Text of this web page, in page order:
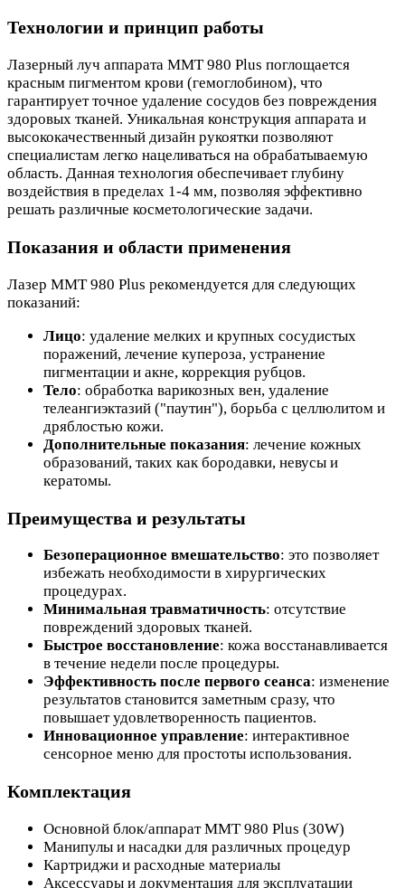
Технологии и принцип работы
Лазерный луч аппарата MMT 980 Plus поглощается
красным пигментом крови (гемоглобином), что
гарантирует точное удаление сосудов без повреждения
здоровых тканей. Уникальная конструкция аппарата и
высококачественный дизайн рукоятки позволяют
специалистам легко нацеливаться на обрабатываемую
область. Данная технология обеспечивает глубину
воздействия в пределах 1-4 мм, позволяя эффективно
решать различные косметологические задачи.
Показания и области применения
Лазер MMT 980 Plus рекомендуется для следующих
показаний:
Лицо: удаление мелких и крупных сосудистых
поражений, лечение купероза, устранение
пигментации и акне, коррекция рубцов.
Тело: обработка варикозных вен, удаление
телеангиэктазий ("паутин"), борьба с целлюлитом и
дряблостью кожи.
Дополнительные показания: лечение кожных
образований, таких как бородавки, невусы и
кератомы.
Преимущества и результаты
Безоперационное вмешательство: это позволяет
избежать необходимости в хирургических
процедурах.
Минимальная травматичность: отсутствие
повреждений здоровых тканей.
Быстрое восстановление: кожа восстанавливается
в течение недели после процедуры.
Эффективность после первого сеанса: изменение
результатов становится заметным сразу, что
повышает удовлетворенность пациентов.
Инновационное управление: интерактивное
сенсорное меню для простоты использования.
Комплектация
Основной блок/аппарат MMT 980 Plus (30W)
Манипулы и насадки для различных процедур
Картриджи и расходные материалы
Аксессуары и документация для эксплуатации